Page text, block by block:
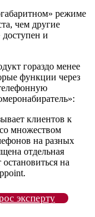
режиме
чем другие
и
гораздо менее
функции через
клиентов к
множеством
на разных
отдельная
на
эксперту